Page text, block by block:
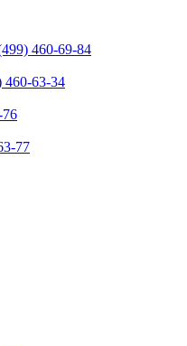
460-69-84
460-63-34
76
77